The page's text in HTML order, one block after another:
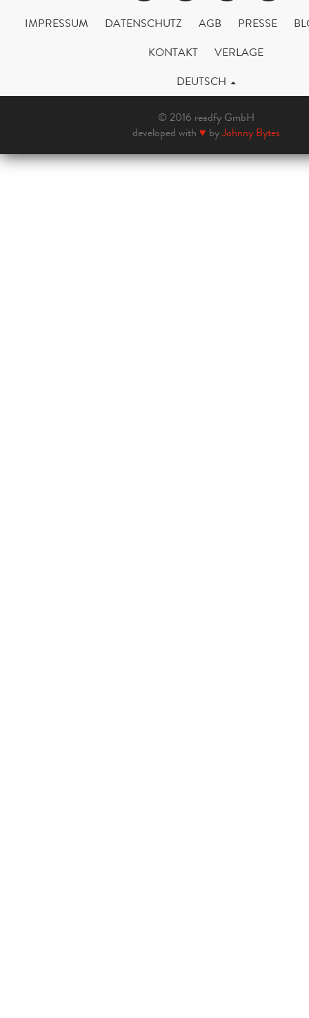
IMPRESSUM DATENSCHUTZ AGB PRESSE
KONTAKT
VERLAGE
DEUTSCH
© 2016 readfy GmbH
developed with ♥ byJohnny Bytes